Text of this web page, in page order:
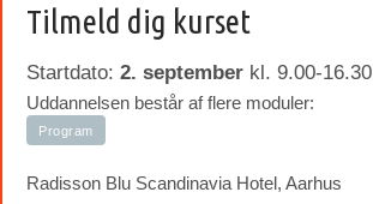
Tilmeld dig kurset
Startdato: 2. september kl. 9.00-16.30
Uddannelsen består af flere moduler:
Program
Radisson Blu Scandinavia Hotel, Aarhus